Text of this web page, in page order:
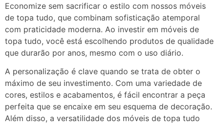
Economize sem sacrificar o estilo com nossos móveis
de topa tudo, que combinam sofisticação atemporal
com praticidade moderna. Ao investir em móveis de
topa tudo, você está escolhendo produtos de qualidade
que durarão por anos, mesmo com o uso diário.
A personalização é clave quando se trata de obter o
máximo de seu investimento. Com uma variedade de
cores, estilos e acabamentos, é fácil encontrar a peça
perfeita que se encaixe em seu esquema de decoração.
Além disso, a versatilidade dos móveis de topa tudo